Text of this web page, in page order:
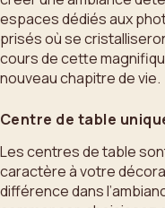
espaces dédiés aux
prisés où se
cours de cette
nouveau chapitre de vie.
Centre de table
Les centres de table
caractère à votre
différence dans